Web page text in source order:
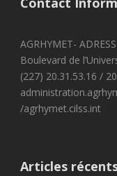
AGRHYMET-
Boulevard de
(227) 20.31.53.16 /
/agrhymet.cilss.int
Articles